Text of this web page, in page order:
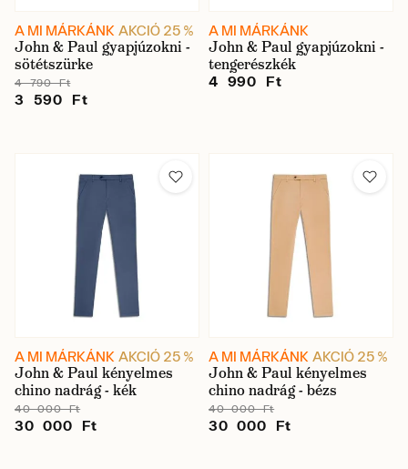
A MI MÁRKÁNK AKCIÓ 25 %
John & Paul gyapjúzokni -
sötétszürke
4 790 Ft
3 590 Ft
A MI MÁRKÁNK
John & Paul gyapjúzokni -
tengerészkék
4 990 Ft
A MI MÁRKÁNK AKCIÓ 25 %
John & Paul kényelmes
chino nadrág - kék
40 000 Ft
30 000 Ft
A MI MÁRKÁNK AKCIÓ 25 %
John & Paul kényelmes
chino nadrág - bézs
40 000 Ft
30 000 Ft